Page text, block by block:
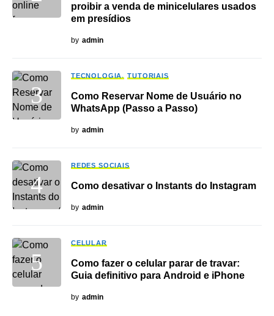
proibir a venda de minicelulares usados
em presídios
by admin
TECNOLOGIA TUTORIAIS
Como Reservar Nome de Usuário no
WhatsApp (Passo a Passo)
by admin
REDES SOCIAIS
Como desativar o Instants do Instagram
by admin
CELULAR
Como fazer o celular parar de travar:
Guia definitivo para Android e iPhone
by admin